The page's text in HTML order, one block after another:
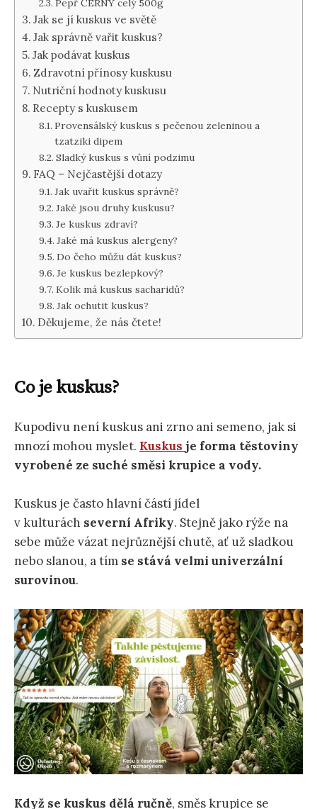
Pepř ČERNÝ celý 500g
Jak se jí kuskus ve světě
Jak správně vařit kuskus?
Jak podávat kuskus
Zdravotní přínosy kuskusu
Nutriční hodnoty kuskusu
Recepty s kuskusem
Provensálský kuskus s pečenou zeleninou a
tzatziki dipem
Sladký kuskus s vůní podzimu
FAQ – Nejčastější dotazy
Jak uvařit kuskus správně?
Jaké jsou druhy kuskusu?
Je kuskus zdraví?
Jaké má kuskus alergeny?
Do čeho můžu dát kuskus?
Je kuskus bezlepkový?
Kolik má kuskus sacharidů?
Jak ochutit kuskus?
Děkujeme, že nás čtete!
Co je kuskus?
Kupodivu není kuskus ani zrno ani semeno, jak si
mnozí mohou myslet. Kuskus je forma těstoviny
vyrobené ze suché směsi krupice a vody.
Kuskus je často hlavní částí jídel
v kulturách severní Afriky. Stejně jako rýže na
sebe může vázat nejrůznější chutě, ať už sladkou
nebo slanou, a tím se stává velmi univerzální
surovinou.
Když se kuskus dělá ručně, směs krupice se